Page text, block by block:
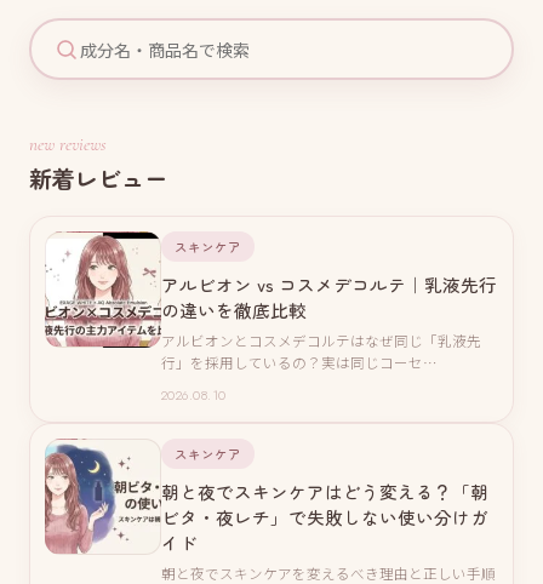
new reviews
新着レビュー
スキンケア
アルビオン vs コスメデコルテ｜乳液先行
の違いを徹底比較
アルビオンとコスメデコルテはなぜ同じ「乳液先
行」を採用しているの？実は同じコーセ…
2026.08.10
スキンケア
朝と夜でスキンケアはどう変える？「朝
ビタ・夜レチ」で失敗しない使い分けガ
イド
朝と夜でスキンケアを変えるべき理由と正しい手順